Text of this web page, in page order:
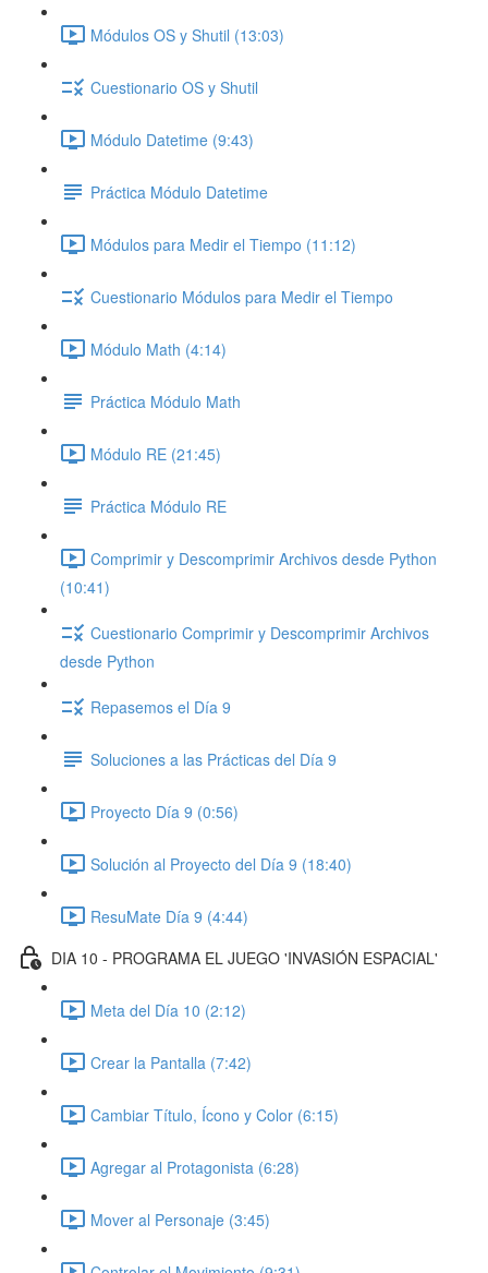
Módulos OS y Shutil (13:03)
Cuestionario OS y Shutil
Módulo Datetime (9:43)
Práctica Módulo Datetime
Módulos para Medir el Tiempo (11:12)
Cuestionario Módulos para Medir el Tiempo
Módulo Math (4:14)
Práctica Módulo Math
Módulo RE (21:45)
Práctica Módulo RE
Comprimir y Descomprimir Archivos desde Python
(10:41)
Cuestionario Comprimir y Descomprimir Archivos
desde Python
Repasemos el Día 9
Soluciones a las Prácticas del Día 9
Proyecto Día 9 (0:56)
Solución al Proyecto del Día 9 (18:40)
ResuMate Día 9 (4:44)
DIA 10 - PROGRAMA EL JUEGO 'INVASIÓN ESPACIAL'
Meta del Día 10 (2:12)
Crear la Pantalla (7:42)
Cambiar Título, Ícono y Color (6:15)
Agregar al Protagonista (6:28)
Mover al Personaje (3:45)